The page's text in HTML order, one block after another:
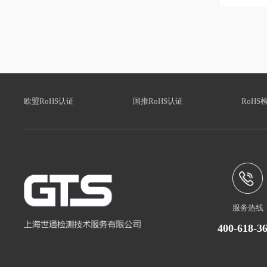
欧盟RoHS认证 国推RoHS认证 RoHS
服务热线
400-618-